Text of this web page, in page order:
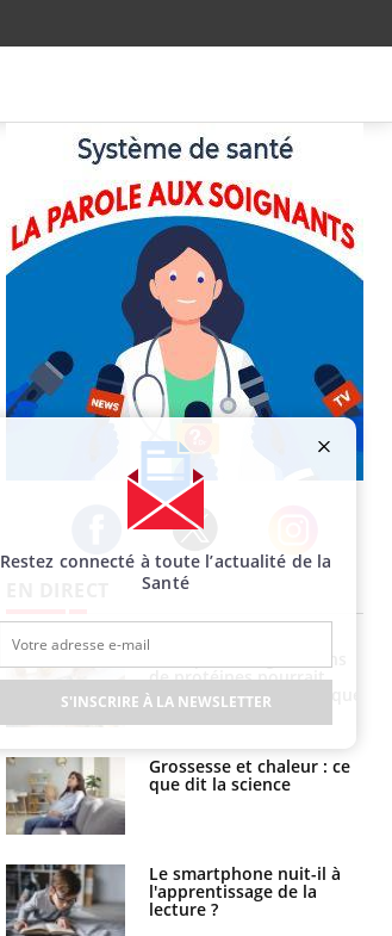
Facebook Twitter Instagram
de protéines pourrait
finalement être bénéfique
Grossesse et chaleur : ce
que dit la science
Le smartphone nuit-il à
l'apprentissage de la
lecture ?
Restez connecté à toute l’actualité de la
Santé
S'INSCRIRE À LA NEWSLETTER